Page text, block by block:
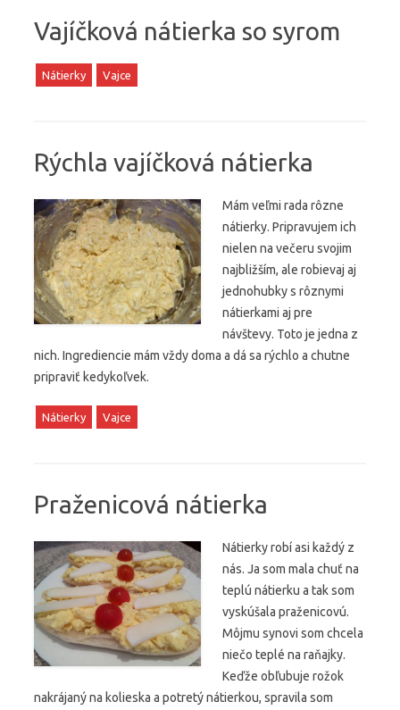
Vajíčková nátierka so syrom
Nátierky Vajce
Rýchla vajíčková nátierka
Mám veľmi rada rôzne
nátierky. Pripravujem ich
nielen na večeru svojim
najbližším, ale robievaj aj
jednohubky s rôznymi
nátierkami aj pre
návštevy. Toto je jedna z
nich. Ingrediencie mám vždy doma a dá sa rýchlo a chutne
pripraviť kedykoľvek.
Nátierky Vajce
Praženicová nátierka
Nátierky robí asi každý z
nás. Ja som mala chuť na
teplú nátierku a tak som
vyskúšala praženicovú.
Môjmu synovi som chcela
niečo teplé na raňajky.
Keďže obľubuje rožok
nakrájaný na kolieska a potretý nátierkou, spravila som